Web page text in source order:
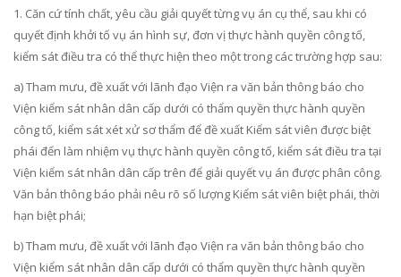
1. Căn cứ tính chất, yêu cầu giải quyết từng vụ án cụ thể, sau khi có
quyết định khởi tố vụ án hình sự, đơn vị thực hành quyền công tố,
kiểm sát điều tra có thể thực hiện theo một trong các trường hợp sau:
a) Tham mưu, đề xuất với lãnh đạo Viện ra văn bản thông báo cho
Viện kiểm sát nhân dân cấp dưới có thẩm quyền thực hành quyền
công tố, kiểm sát xét xử sơ thẩm đểđề xuất Kiểm sát viên được biệt
phái đến làm nhiệm vụ thực hành quyền công tố, kiểm sát điều tra tại
Viện kiểm sát nhân dân cấp trên để giải quyết vụ án được phân công.
Văn bản thông báo phải nêu rõ số lượng Kiểm sát viên biệt phái, thời
hạn biệt phái;
b) Tham mưu, đề xuất với lãnh đạo Viện ra văn bản thông báo cho
Viện kiểm sát nhân dân cấp dưới có thẩm quyền thực hành quyền